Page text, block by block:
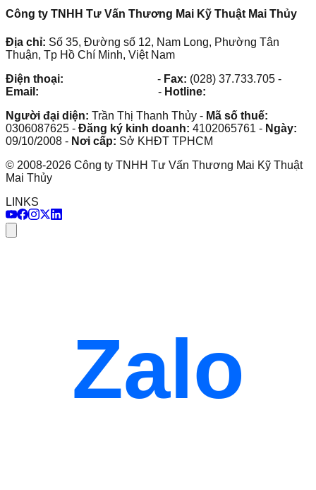
Công ty TNHH Tư Vấn Thương Mai Kỹ Thuật Mai Thủy
Địa chỉ: Số 35, Đường số 12, Nam Long, Phường Tân
Thuận, Tp Hồ Chí Minh, Việt Nam
Điện thoại:
- Fax: (028) 37.733.705 -
Email:
- Hotline:
Người đại diện: Trần Thị Thanh Thủy - Mã số thuế:
0306087625 - Đăng ký kinh doanh: 4102065761 - Ngày:
09/10/2008 - Nơi cấp: Sở KHĐT TPHCM
© 2008-2026 Công ty TNHH Tư Vấn Thương Mai Kỹ Thuật
Mai Thủy
LINKS
Zalo